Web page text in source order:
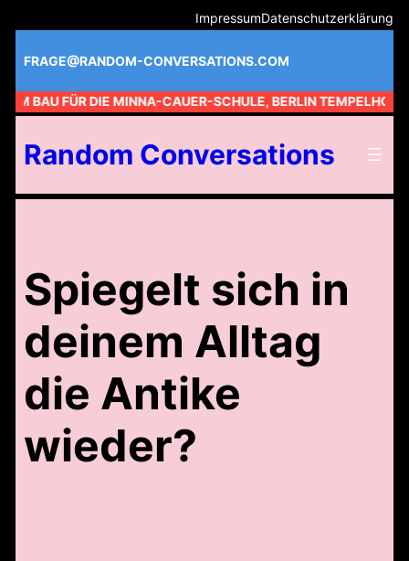
Inhalt
springen
ImpressumDatenschutzerklärung
FRAGE@RANDOM-CONVERSATIONS.COM
AM BAU FÜR DIE MINNA-CAUER-SCHULE, BERLIN TEMPELHOF //
Random Conversations
Spiegelt sich in
deinem Alltag
die Antike
wieder?